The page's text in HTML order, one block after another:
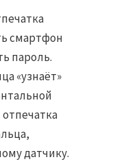
смартфон
пароль.
«узнаёт»
датчику.